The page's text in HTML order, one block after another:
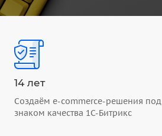
14 лет
Создаём e-commerce-решения под
знаком качества 1С-Битрикс